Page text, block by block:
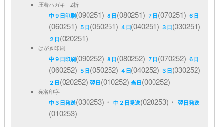
圧着ハガキ Z折
中９日印刷(090251) ８日(080251) ７日(070251) ６日
(060251) ５日(050251) ４日(040251) ３日(030251)
２日(020251)
はがき印刷
中９日印刷(090252) ８日(080252) ７日(070252) ６日
(060252) ５日(050252) ４日(040252) ３日(030252)
２日(020252)翌日(010252) 当日(000252)
宛名印字
中３日発送(030253)・中２日発送(020253)・翌日発送
(010253)